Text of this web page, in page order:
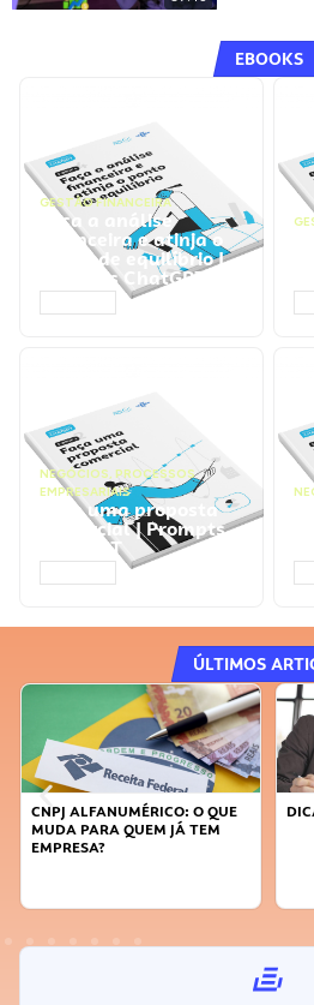
EBOOKS
GESTÃO FINANCEIRA
Faça a análise
financeira e atinja o
ponto de equilíbrio |
Prompts ChatGPT
NEGÓCIOS, PROCESSOS
EMPRESARIAIS
Faça uma proposta
comercial | Prompts
ChatGPT
ÚLTIMOS
CNPJ ALFANUMÉRICO: O QUE
MUDA PARA QUEM JÁ TEM
EMPRESA?